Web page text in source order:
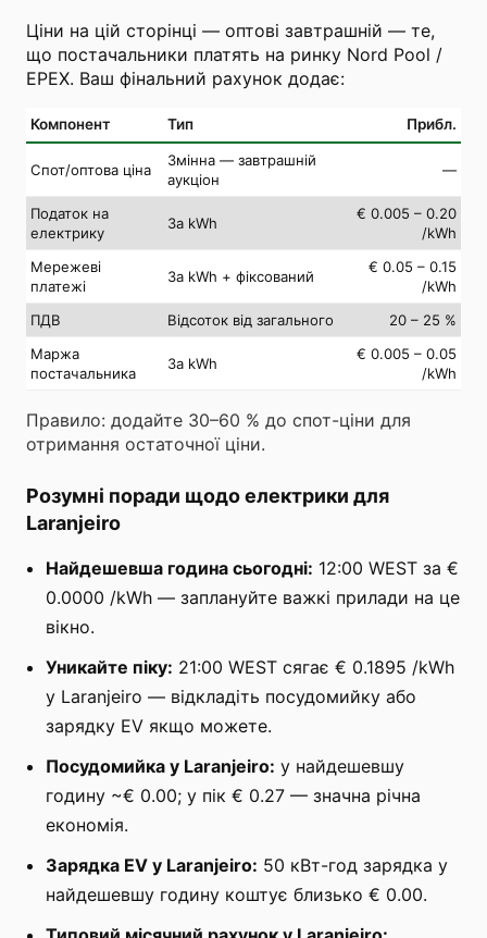
Ціни на цій сторінці — оптові завтрашній — те,
що постачальники платять на ринку Nord Pool /
EPEX. Ваш фінальний рахунок додає:
Компонент Тип Прибл.
Спот/оптова ціна
Змінна — завтрашній
аукціон
—
Податок на
електрику
За kWh
€ 0.005 – 0.20
/kWh
Мережеві
платежі
За kWh + фіксований
€ 0.05 – 0.15
/kWh
ПДВ
Відсоток від загального
20 – 25 %
Маржа
постачальника
За kWh
€ 0.005 – 0.05
/kWh
Правило: додайте 30–60 % до спот-ціни для
отримання остаточної ціни.
Розумні поради щодо електрики для
Laranjeiro
Найдешевша година сьогодні: 12:00 WEST за €
0.0000 /kWh — заплануйте важкі прилади на це
вікно.
Уникайте піку: 21:00 WEST сягає € 0.1895 /kWh
у Laranjeiro — відкладіть посудомийку або
зарядку EV якщо можете.
Посудомийка у Laranjeiro: у найдешевшу
годину ~€ 0.00; у пік € 0.27 — значна річна
економія.
Зарядка EV у Laranjeiro: 50 кВт-год зарядка у
найдешевшу годину коштує близько € 0.00.